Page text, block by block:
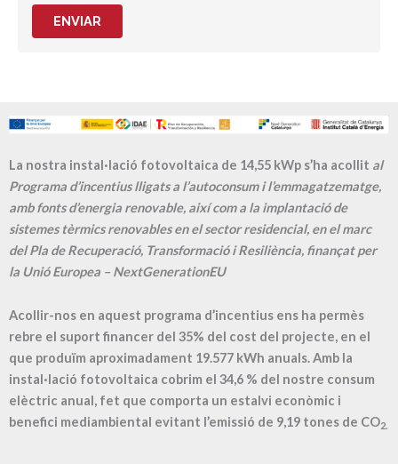
ENVIAR
La nostra instal·lació fotovoltaica de 14,55 kWp s’ha acollit al
Programa d’incentius lligats a l’autoconsum i l’emmagatzematge,
amb fonts d’energia renovable, així com a la implantació de
sistemes tèrmics renovables en el sector residencial, en el marc
del Pla de Recuperació, Transformació i Resiliència, finançat per
la Unió Europea – NextGenerationEU
Acollir-nos en aquest programa d’incentius ens ha permès
rebre el suport financer del 35% del cost del projecte, en el
que produïm aproximadament 19.577 kWh anuals. Amb la
instal·lació fotovoltaica cobrim el 34,6 % del nostre consum
elèctric anual, fet que comporta un estalvi econòmic i
benefici mediambiental evitant l’emissió de 9,19 tones de CO2.